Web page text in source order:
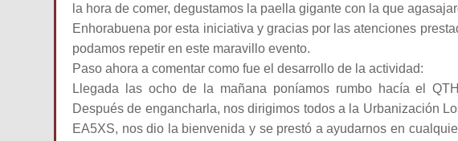
la hora de comer, degustamos la paella gigante con la que
Enhorabuena por esta iniciativa y gracias por las atenciones
podamos repetir en este maravillo evento.
Paso ahora a comentar como fue el desarrollo de la actividad:
Llegada las ocho de la mañana poníamos rumbo hacía el
Después de engancharla, nos dirigimos todos a la Urbanización
EA5XS, nos dio la bienvenida y se prestó a ayudarnos en